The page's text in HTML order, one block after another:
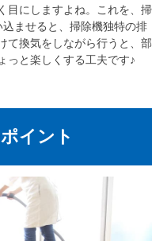
目にしますよね。これを、掃
ませると、掃除機独特の排
て換気をしながら行うと、部
っと楽しくする工夫です♪
イント